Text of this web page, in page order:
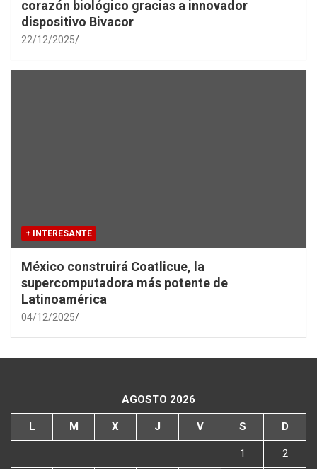
corazón biológico gracias a innovador
dispositivo Bivacor
22/12/2025
+ INTERESANTE
México construirá Coatlicue, la
supercomputadora más potente de
Latinoamérica
04/12/2025
AGOSTO 2026
L M X J V S D
1 2